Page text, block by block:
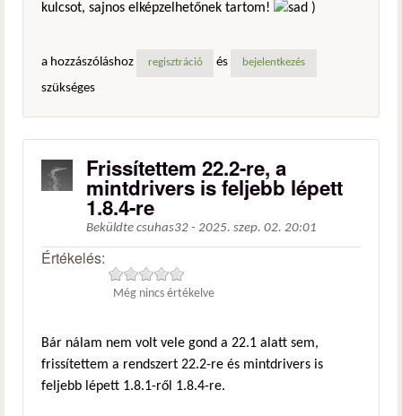
kulcsot, sajnos elképzelhetőnek tartom!
)
a hozzászóláshoz regisztráció és bejelentkezés
szükséges
Frissítettem 22.2-re, a
mintdrivers is feljebb lépett
1.8.4-re
Beküldte csuhas32 - 2025. szep. 02. 20:01
Értékelés:
Még nincs értékelve
Bár nálam nem volt vele gond a 22.1 alatt sem,
frissítettem a rendszert 22.2-re és mintdrivers is
feljebb lépett 1.8.1-ről 1.8.4-re.